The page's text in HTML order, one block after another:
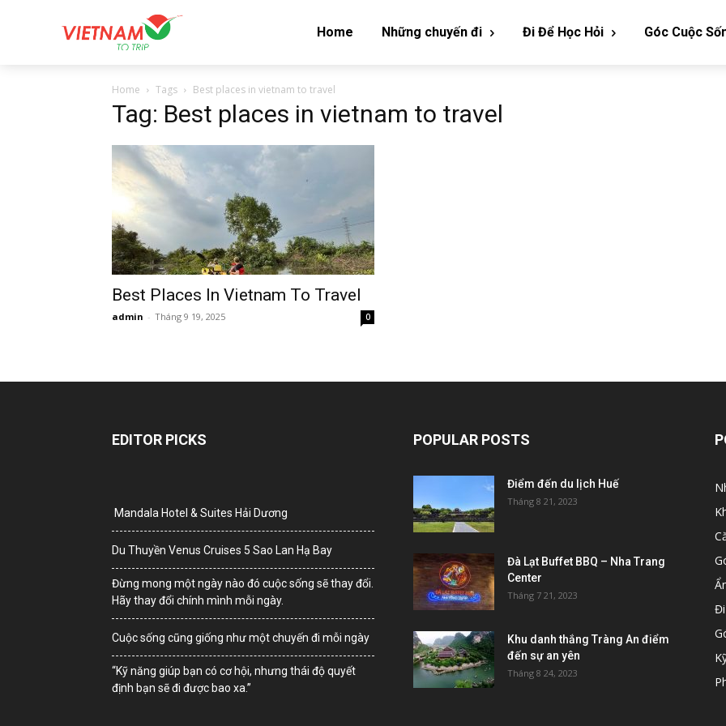
Home Những chuyến đi Đi Để Học Hỏi Góc Cuộc
Home Tags Best places in vietnam to travel
Tag: Best places in vietnam to travel
Best Places In Vietnam To Travel
admin - Tháng 9 19, 2025 0
EDITOR PICKS
Mandala Hotel & Suites Hải Dương
Du Thuyền Venus Cruises 5 Sao Lan Hạ Bay
Đừng mong một ngày nào đó cuộc sống sẽ thay đổi.
Hãy thay đổi chính mình mỗi ngày.
Cuộc sống cũng giống như một chuyến đi mỗi ngày
“Kỹ năng giúp bạn có cơ hội, nhưng thái độ quyết
định bạn sẽ đi được bao xa.”
POPULAR POSTS
Điểm đến du lịch Huế
Tháng 8 21, 2023
Đà Lạt Buffet BBQ – Nha Trang
Center
Tháng 7 21, 2023
Khu danh thắng Tràng An điểm
đến sự an yên
Tháng 8 24, 2023